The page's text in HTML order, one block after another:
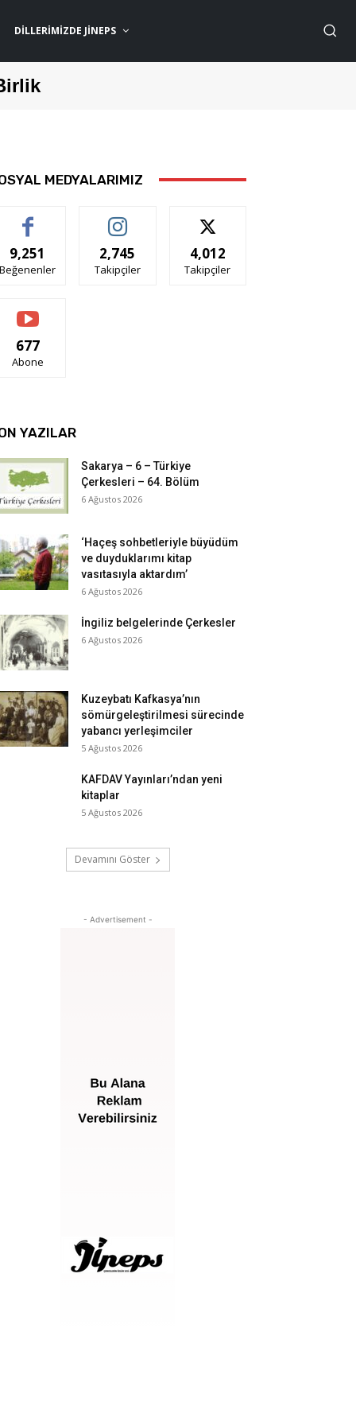
DILLERIMIZDE JİNEPS
MEDYALARIMIZ
9,251
Beğenenler
2,745
Takipçiler
4,012
Takipçiler
677
Abone
YAZILAR
Sakarya – 6 – Türkiye
Çerkesleri – 64. Bölüm
6 Ağustos 2026
‘Haçeş sohbetleriyle büyüdüm
ve duyduklarımı kitap
vasıtasıyla aktardım’
6 Ağustos 2026
İngiliz belgelerinde Çerkesler
6 Ağustos 2026
Kuzeybatı Kafkasya’nın
sömürgeleştirilmesi sürecinde
yabancı yerleşimciler
5 Ağustos 2026
KAFDAV Yayınları’ndan yeni
kitaplar
5 Ağustos 2026
Devamını Göster
- Advertisement -